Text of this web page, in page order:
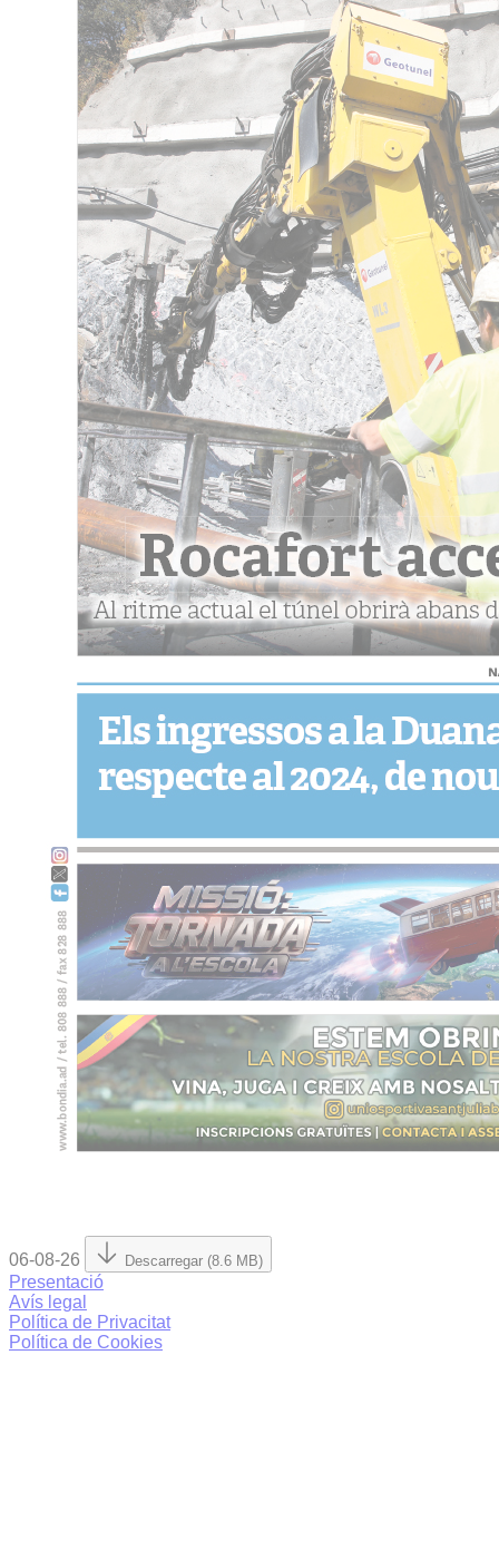
06-08-26 Descarregar (8.6 MB)
Presentació
Avís legal
Política de Privacitat
Política de Cookies